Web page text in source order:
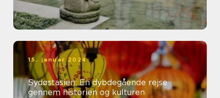
15. januar 2024
Sydøstasien: En dybdegående rejse
gennem historien og kulturen